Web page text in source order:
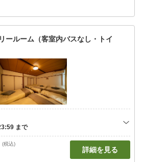
ルーム（客室内バスなし・トイ
(税込)
詳細を見る